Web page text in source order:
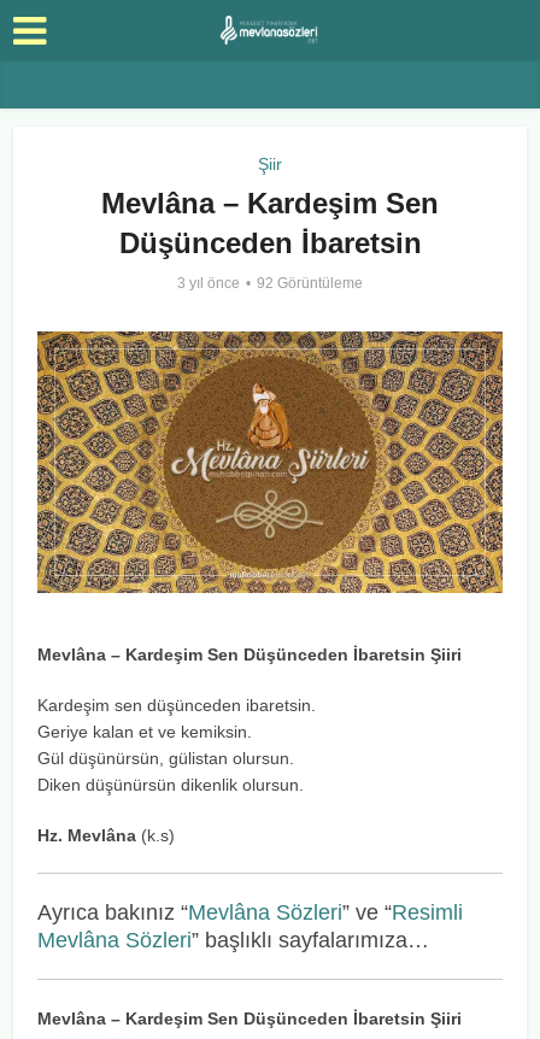
Şiir
Mevlâna – Kardeşim Sen
Düşünceden İbaretsin
3 yıl önce 92 Görüntüleme
Mevlâna – Kardeşim Sen Düşünceden İbaretsin Şiiri
Kardeşim sen düşünceden ibaretsin.
Geriye kalan et ve kemiksin.
Gül düşünürsün, gülistan olursun.
Diken düşünürsün dikenlik olursun.
Hz. Mevlâna (k.s)
Ayrıca bakınız “Mevlâna Sözleri” ve “Resimli
Mevlâna Sözleri” başlıklı sayfalarımıza…
Mevlâna – Kardeşim Sen Düşünceden İbaretsin Şiiri